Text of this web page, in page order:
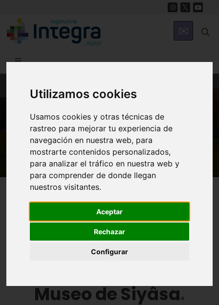
Utilizamos cookies
Usamos cookies y otras técnicas de
rastreo para mejorar tu experiencia de
navegación en nuestra web, para
mostrarte contenidos personalizados,
para analizar el tráfico en nuestra web y
para comprender de donde llegan
nuestros visitantes.
Aceptar
Rechazar
Configurar
Cieza
Museo de Siyâsa
Museos
Instalaciones
Museo de Siyâsa